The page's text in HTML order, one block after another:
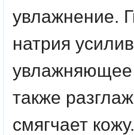
увлажнение.
натрия
увлажняющее
также
смягчает